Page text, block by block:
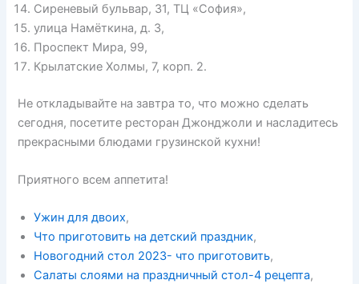
Сиреневый бульвар, 31, ТЦ «София»,
улица Намёткина, д. 3,
Проспект Мира, 99,
Крылатские Холмы, 7, корп. 2.
Не откладывайте на завтра то, что можно сделать
сегодня, посетите ресторан Джонджоли и насладитесь
прекрасными блюдами грузинской кухни!
Приятного всем аппетита!
Ужин для двоих,
Что приготовить на детский праздник,
Новогодний стол 2023- что приготовить,
Салаты слоями на праздничный стол-4 рецепта,